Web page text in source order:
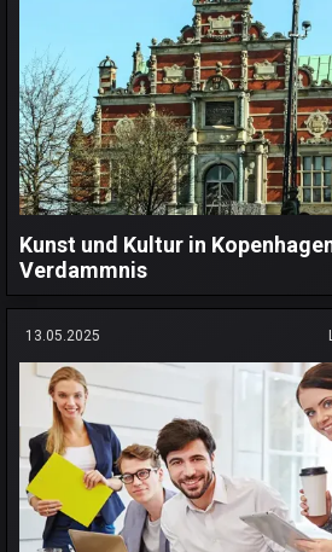
Kunst und Kultur in
Verdammnis
13.05.2025